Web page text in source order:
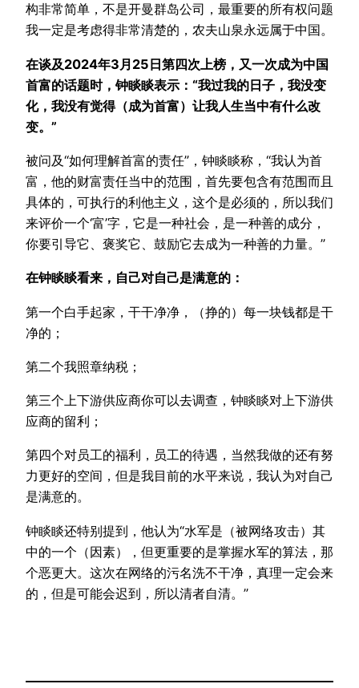
构非常简单，不是开曼群岛公司，最重要的所有权问题
我一定是考虑得非常清楚的，农夫山泉永远属于中国。
在谈及2024年3月25日第四次上榜，又一次成为中国
首富的话题时，钟睒睒表示：“我过我的日子，我没变
化，我没有觉得（成为首富）让我人生当中有什么改
变。”
被问及“如何理解首富的责任”，钟睒睒称，“我认为首
富，他的财富责任当中的范围，首先要包含有范围而且
具体的，可执行的利他主义，这个是必须的，所以我们
来评价一个‘富’字，它是一种社会，是一种善的成分，
你要引导它、褒奖它、鼓励它去成为一种善的力量。”
在钟睒睒看来，自己对自己是满意的：
第一个白手起家，干干净净，（挣的）每一块钱都是干
净的；
第二个我照章纳税；
第三个上下游供应商你可以去调查，钟睒睒对上下游供
应商的留利；
第四个对员工的福利，员工的待遇，当然我做的还有努
力更好的空间，但是我目前的水平来说，我认为对自己
是满意的。
钟睒睒还特别提到，他认为“水军是（被网络攻击）其
中的一个（因素），但更重要的是掌握水军的算法，那
个恶更大。这次在网络的污名洗不干净，真理一定会来
的，但是可能会迟到，所以清者自清。”